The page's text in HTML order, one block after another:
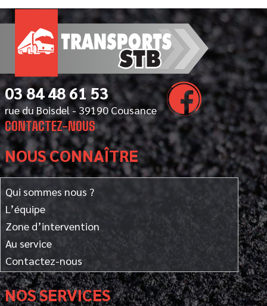
03 84 48 61 53
rue du Boisdel - 39190 Cousance
CONTACTEZ-NOUS
NOUS CONNAÎTRE
Qui sommes nous ?
L’équipe
Zone d’intervention
Au service
Contactez-nous
NOS SERVICES